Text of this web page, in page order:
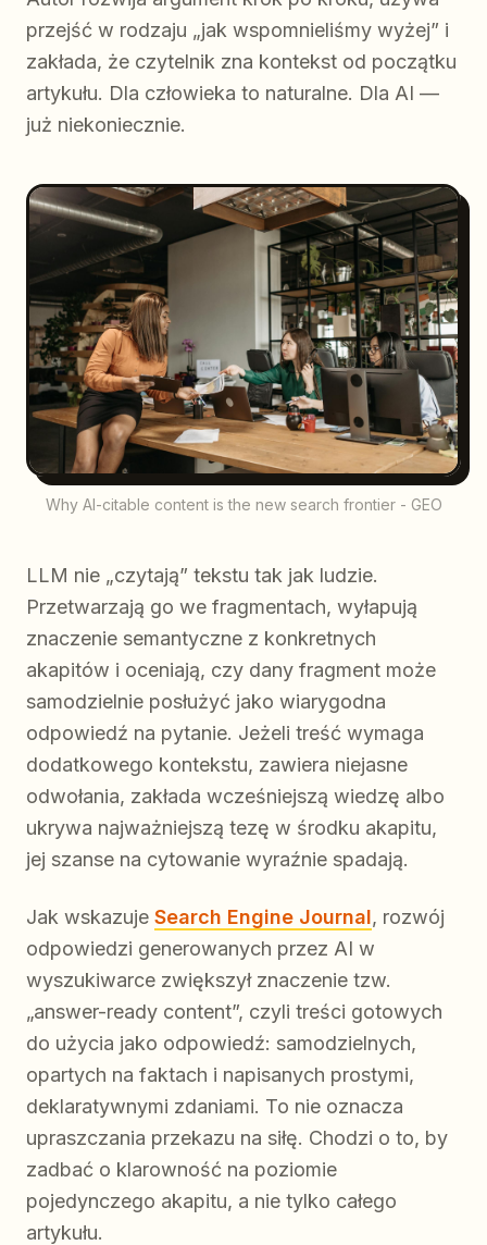
przejść w rodzaju „jak wspomnieliśmy wyżej” i
zakłada, że czytelnik zna kontekst od początku
artykułu. Dla człowieka to naturalne. Dla AI —
już niekoniecznie.
Why AI-citable content is the new search frontier - GEO
LLM nie „czytają” tekstu tak jak ludzie.
Przetwarzają go we fragmentach, wyłapują
znaczenie semantyczne z konkretnych
akapitów i oceniają, czy dany fragment może
samodzielnie posłużyć jako wiarygodna
odpowiedź na pytanie. Jeżeli treść wymaga
dodatkowego kontekstu, zawiera niejasne
odwołania, zakłada wcześniejszą wiedzę albo
ukrywa najważniejszą tezę w środku akapitu,
jej szanse na cytowanie wyraźnie spadają.
Jak wskazuje Search Engine Journal, rozwój
odpowiedzi generowanych przez AI w
wyszukiwarce zwiększył znaczenie tzw.
„answer-ready content”, czyli treści gotowych
do użycia jako odpowiedź: samodzielnych,
opartych na faktach i napisanych prostymi,
deklaratywnymi zdaniami. To nie oznacza
upraszczania przekazu na siłę. Chodzi o to, by
zadbać o klarowność na poziomie
pojedynczego akapitu, a nie tylko całego
artykułu.